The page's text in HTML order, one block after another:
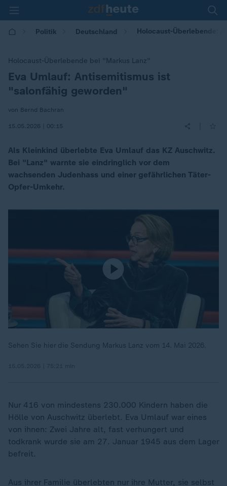
Politik Deutschland Holocaust-Überlebende:
Holocaust-Überlebende bei "Markus Lanz"
:Eva Umlauf: Antisemitismus ist
"salonfähig geworden"
von Bernd Bachran
15.05.2026 | 00:15
Als Kleinkind überlebte Eva Umlauf das KZ Auschwitz.
Bei "Lanz" warnte sie eindringlich vor dem
wachsenden Judenhass und einer gefährlichen Täter-
Opfer-Umkehr.
Sehen Sie hier die Sendung Markus Lanz vom 14. Mai 2026.
Nur 416 von mindestens 230.000 Kindern haben die
Hölle von Auschwitz überlebt. Eva Umlauf war eines
von ihnen: Zwei Jahre alt, fast verhungert und
todkrank wurde sie am 27. Januar 1945 aus dem Lager
befreit.
Aus ihrer Familie überlebten nur ihre Mutter, sie selbst